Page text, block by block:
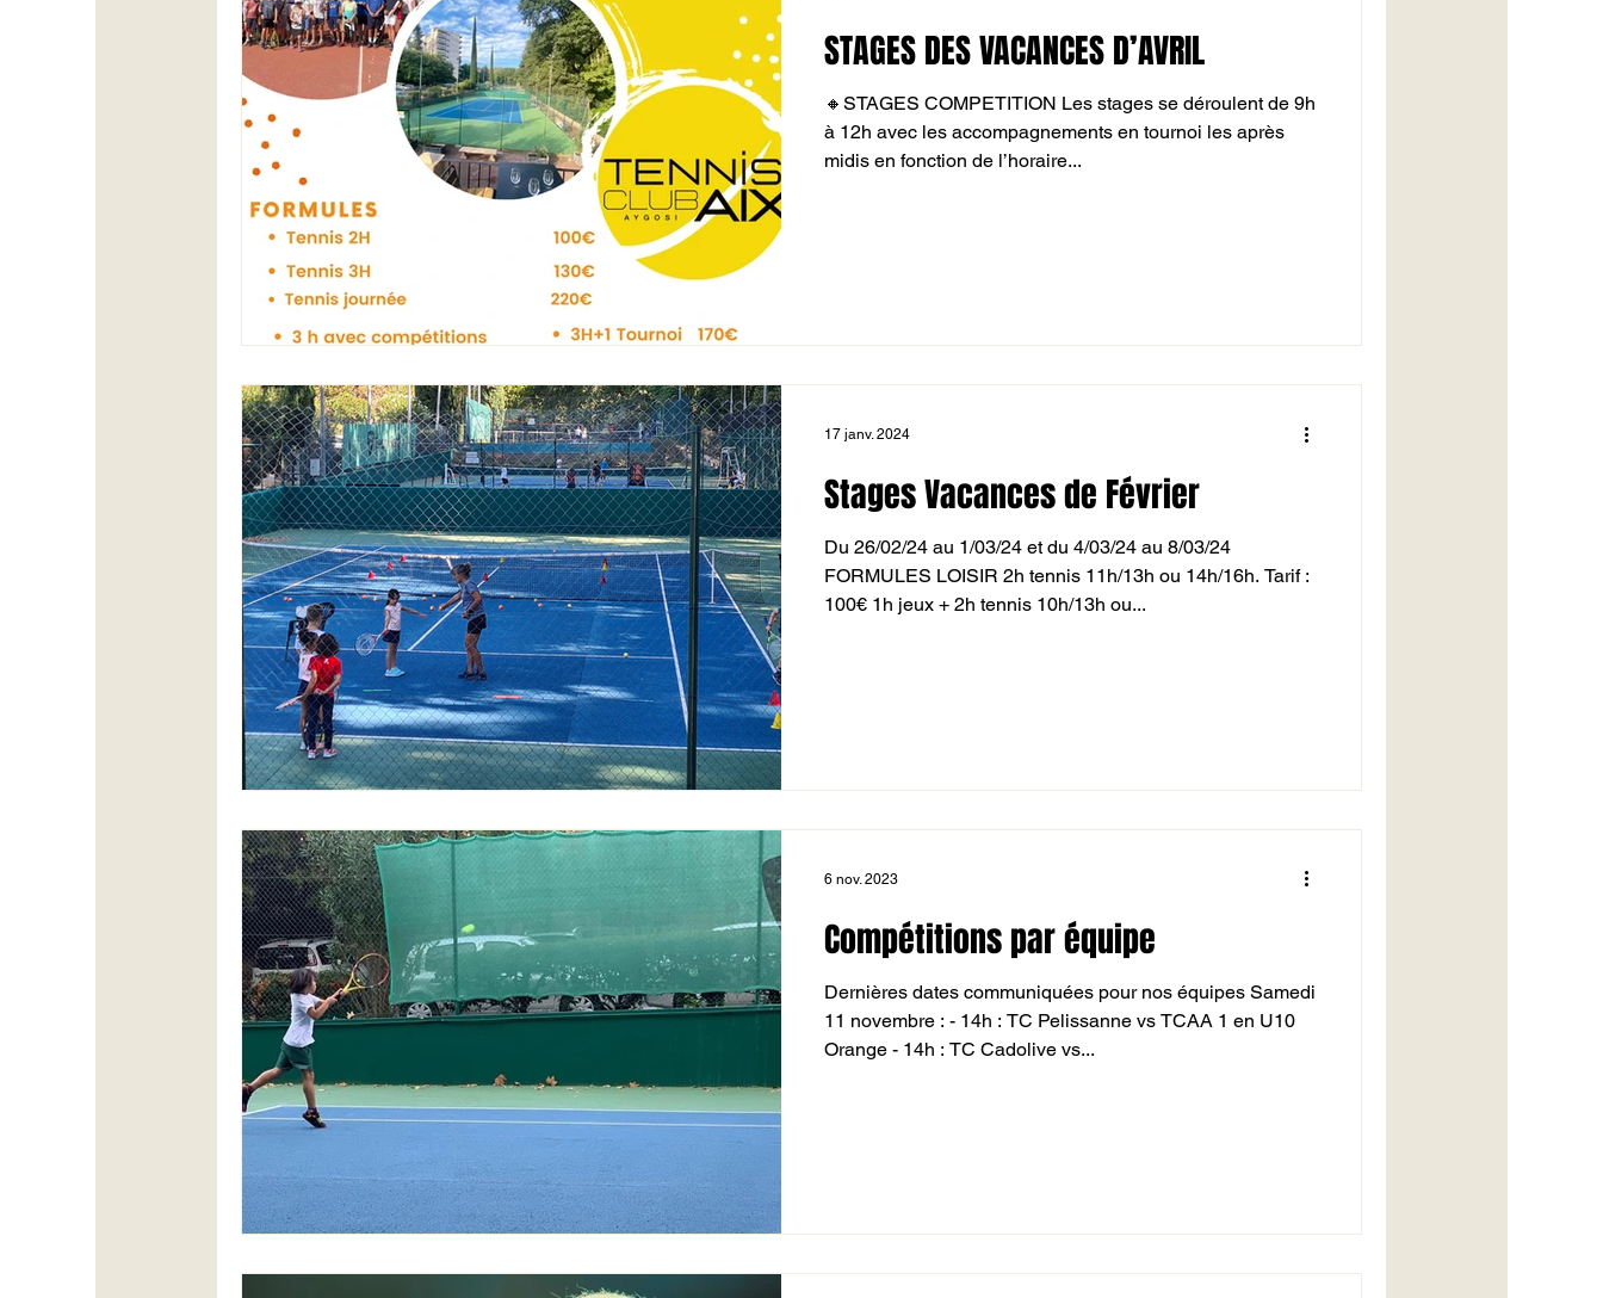
STAGES DES VACANCES D’AVRIL
🔸STAGES COMPETITION Les stages se déroulent de 9h
à 12h avec les accompagnements en tournoi les après
midis en fonction de l’horaire...
Stages Vacances de Février
Du 26/02/24 au 1/03/24 et du 4/03/24 au 8/03/24
FORMULES LOISIR 2h tennis 11h/13h ou 14h/16h. Tarif :
100€ 1h jeux + 2h tennis 10h/13h ou...
17 janv. 2024
Compétitions par équipe
Dernières dates communiquées pour nos équipes Samedi
11 novembre : - 14h : TC Pelissanne vs TCAA 1 en U10
Orange - 14h : TC Cadolive vs...
6 nov. 2023